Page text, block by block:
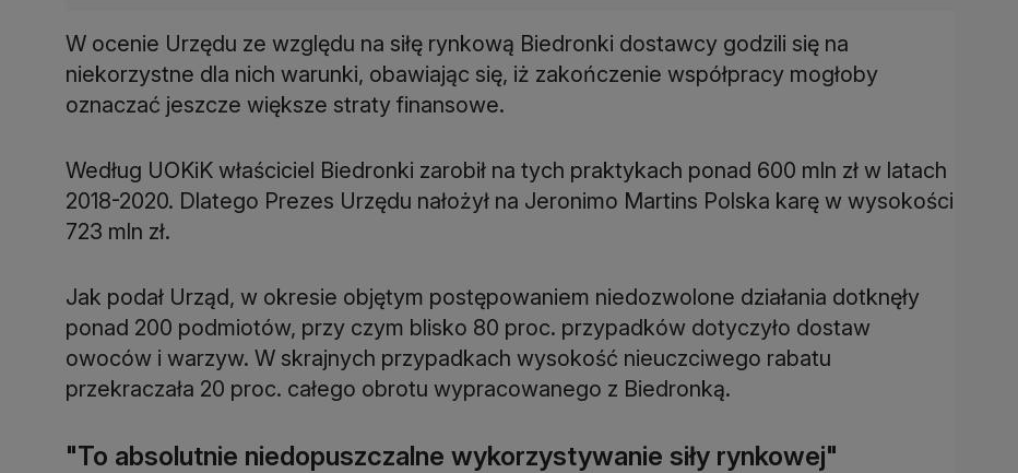
W ocenie Urzędu ze względu na siłę rynkową Biedronki dostawcy godzili się na
niekorzystne dla nich warunki, obawiając się, iż zakończenie współpracy mogłoby
oznaczać jeszcze większe straty finansowe.
Według UOKiK właściciel Biedronki zarobił na tych praktykach ponad 600 mln zł w latach
2018-2020. Dlatego Prezes Urzędu nałożył na Jeronimo Martins Polska karę w wysokości
723 mln zł.
Jak podał Urząd, w okresie objętym postępowaniem niedozwolone działania dotknęły
ponad 200 podmiotów, przy czym blisko 80 proc. przypadków dotyczyło dostaw
owoców i warzyw. W skrajnych przypadkach wysokość nieuczciwego rabatu
przekraczała 20 proc. całego obrotu wypracowanego z Biedronką.
"To absolutnie niedopuszczalne wykorzystywanie siły rynkowej"